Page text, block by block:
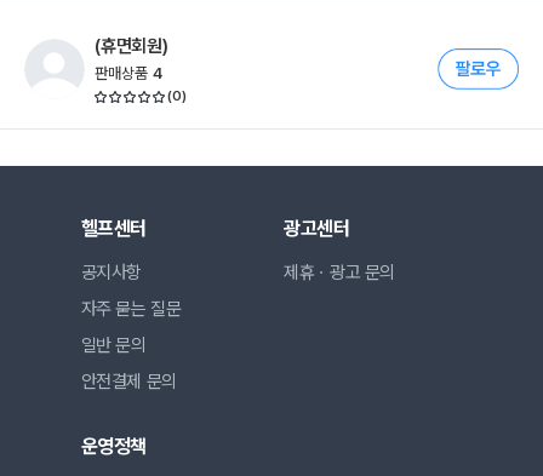
(휴면회원)
판매상품 4
(0)
헬프센터
공지사항
자주 묻는 질문
일반 문의
안전결제 문의
광고센터
제휴ㆍ광고 문의
운영정책